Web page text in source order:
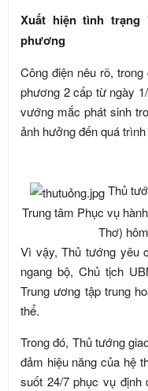
Xuất hiện tình
phương
Công điện nêu rõ,
phương 2 cấp từ ngày
vướng mắc phát sinh
ảnh hưởng đến quá
Thủ
Trung tâm Phục vụ
Thơ)
Vì vậy, Thủ tướng yêu
ngang bộ, Chủ tịch
Trung ương tập trung
thể.
Trong đó, Thủ tướng
đảm hiệu năng của hệ
suốt 24/7 phục vụ